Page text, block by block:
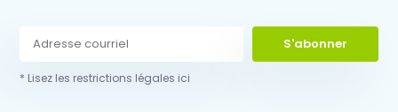
S'abonner
* Lisez les restrictions légales ici